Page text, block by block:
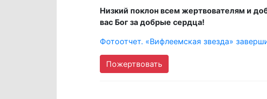
Низкий поклон всем жертвователям и
вас Бог за добрые сердца!
Фотоотчет. «Вифлеемская звезда»
Пожертвовать